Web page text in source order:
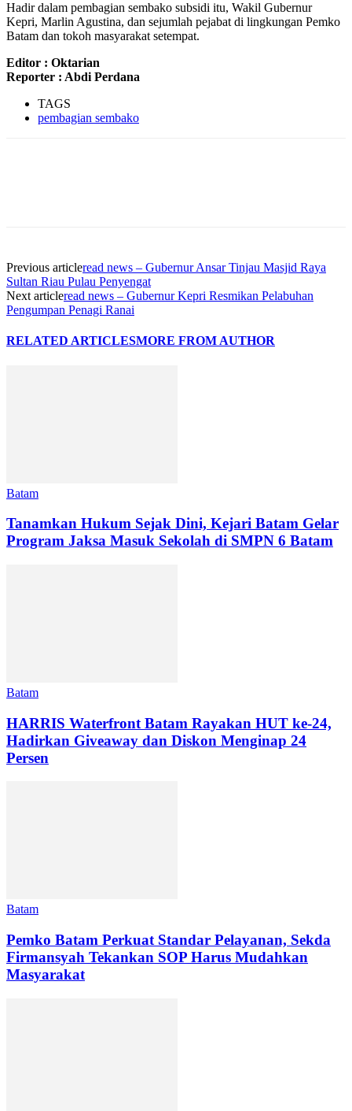
Hadir dalam pembagian sembako subsidi itu, Wakil Gubernur
Kepri, Marlin Agustina, dan sejumlah pejabat di lingkungan Pemko
Batam dan tokoh masyarakat setempat.
Editor : Oktarian
Reporter : Abdi Perdana
TAGS
pembagian sembako
Previous articleread news – Gubernur Ansar Tinjau Masjid Raya
Sultan Riau Pulau Penyengat
Next articleread news – Gubernur Kepri Resmikan Pelabuhan
Pengumpan Penagi Ranai
RELATED ARTICLESMORE FROM AUTHOR
Batam
Tanamkan Hukum Sejak Dini, Kejari Batam Gelar
Program Jaksa Masuk Sekolah di SMPN 6 Batam
Batam
HARRIS Waterfront Batam Rayakan HUT ke-24,
Hadirkan Giveaway dan Diskon Menginap 24
Persen
Batam
Pemko Batam Perkuat Standar Pelayanan, Sekda
Firmansyah Tekankan SOP Harus Mudahkan
Masyarakat